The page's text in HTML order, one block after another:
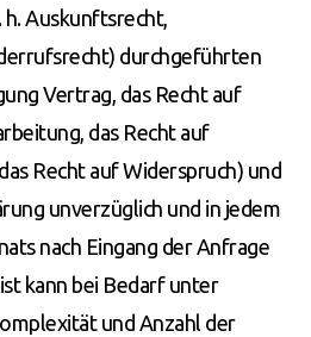
Auskunftsrecht,
durchgeführten
Vertrag, das Recht auf
das Recht auf
Recht auf Widerspruch) und
unverzüglich und in jedem
nach Eingang der Anfrage
kann bei Bedarf unter
und Anzahl der